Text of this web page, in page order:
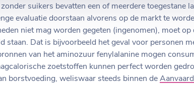
suikers bevatten een of meerdere toegestane
evaluatie doorstaan alvorens op de markt te
niet mag worden gegeten (ingenomen), moet op
staan. Dat is bijvoorbeeld het geval voor personen
van het aminozuur fenylalanine mogen
zoetstoffen kunnen perfect worden
borstvoeding, weliswaar steeds binnen de